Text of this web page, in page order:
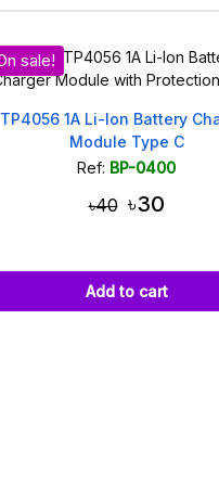
5V 70x70mm Mini Solar
DIY Projects
Ref: BP-0422
৳250
Add to cart